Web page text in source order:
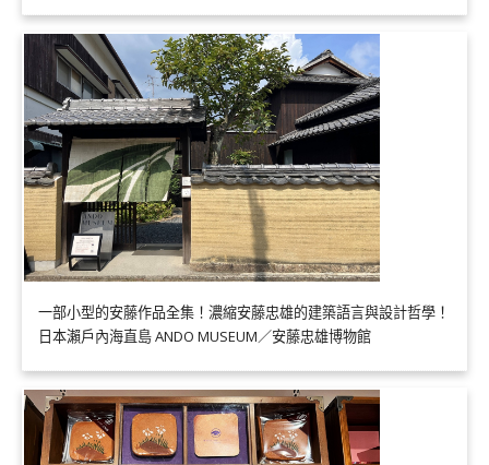
一部小型的安藤作品全集！濃縮安藤忠雄的建築語言與設計哲學！
日本瀨戶內海直島 ANDO MUSEUM／安藤忠雄博物館